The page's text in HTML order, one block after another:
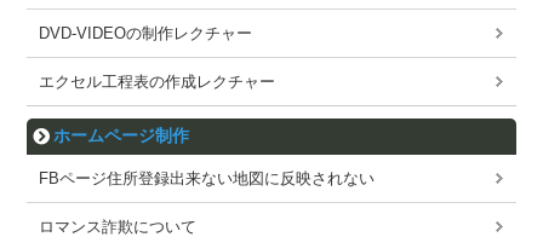
DVD-VIDEOの制作レクチャー
エクセル工程表の作成レクチャー
ホームページ制作
FBページ住所登録出来ない地図に反映されない
ロマンス詐欺について